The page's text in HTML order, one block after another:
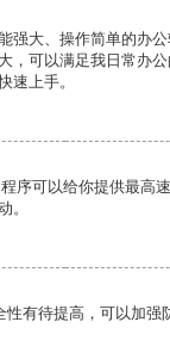
强大、操作简单的办
，可以满足我日常办
速上手。
序可以给你提供最高
。
性有待提高，可以加强